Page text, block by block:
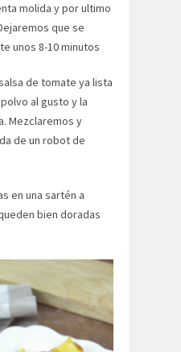
molida y por ultimo
que se
unos 8-10 minutos
de tomate ya lista
al gusto y la
Mezclaremos y
de un robot de
en una sartén a
bien doradas